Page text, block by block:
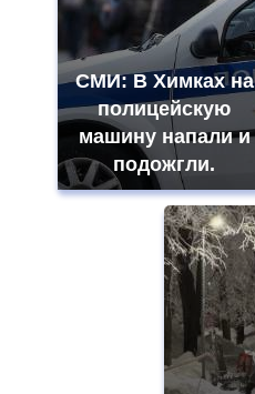
СМИ: В Химках на
полицейскую
машину напали и
подожгли.